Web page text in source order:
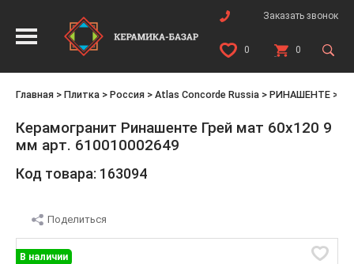
Заказать звонок
0 0
Главная > Плитка > Россия > Atlas Concorde Russia > РИНАШЕНТЕ >
Керамогранит Ринашенте Грей мат 60x120 9
мм арт. 610010002649
Код товара: 163094
Поделиться
В наличии